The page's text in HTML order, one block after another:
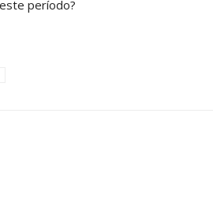
período?